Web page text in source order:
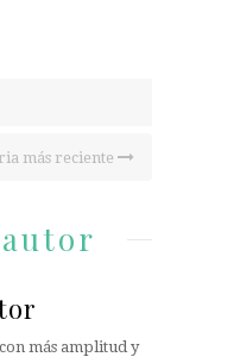
más reciente
más amplitud y